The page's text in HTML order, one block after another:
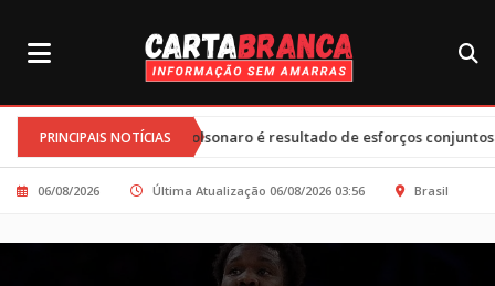
PRINCIPAIS NOTÍCIAS
é resultado de esforços conjuntos e clima tenso•
06/08/2026 Última Atualização 06/08/2026 03:56 Brasil